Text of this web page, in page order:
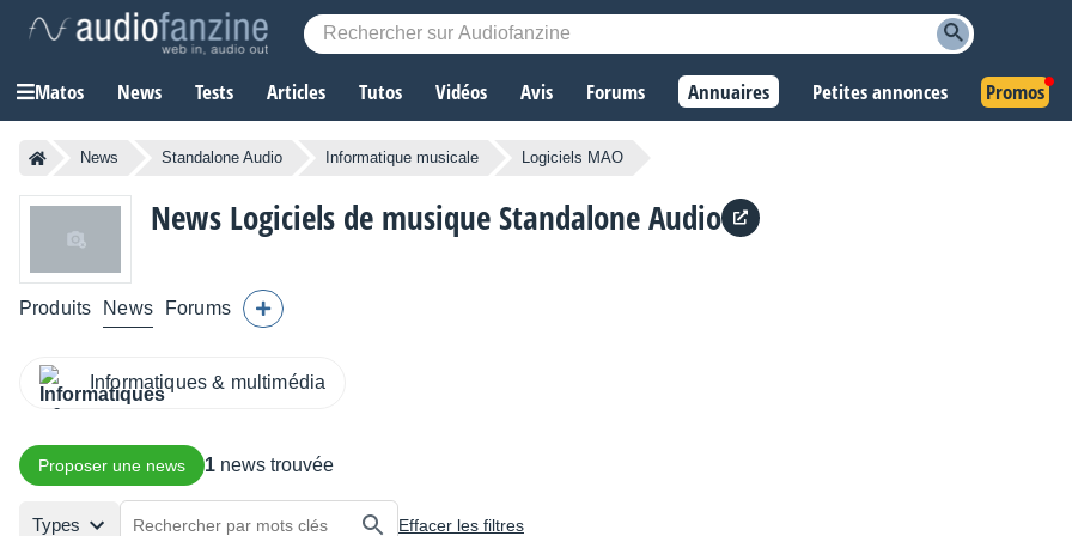
Matos News Tests Articles Tutos Vidéos Avis Forums Annuaires Petites annonces Promos
News Standalone Audio Informatique musicale Logiciels MAO
News Logiciels de musique Standalone Audio
Produits News Forums
Informatiques & multimédia
Proposer une news 1 news trouvée
Types Effacer les filtres